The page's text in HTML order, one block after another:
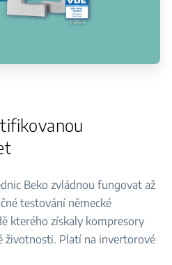
Beko zvládnou fungovat až
testování německé
kterého získaly kompresory
životnosti. Platí na invertorové